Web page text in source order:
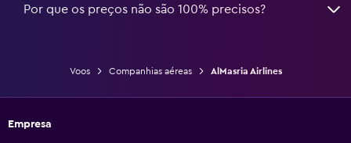
Por que os preços não são 100% precisos?
Voos Companhias aéreas AlMasria Airlines
Empresa